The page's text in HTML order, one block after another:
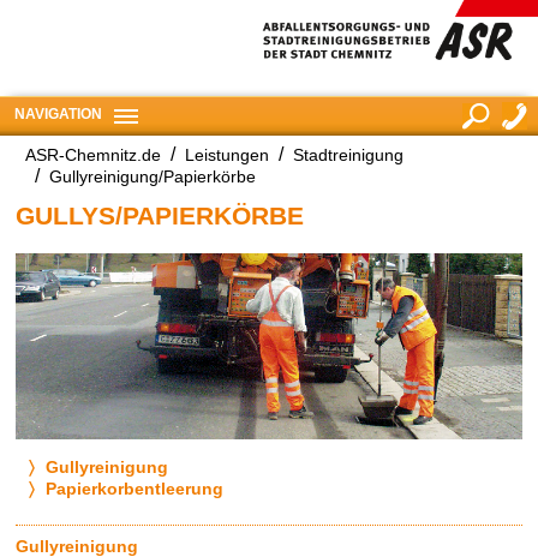
NAVIGATION
ASR-Chemnitz.de Leistungen
Stadtreinigung
Gullyreinigung/Papierkörbe
GULLYS/PAPIERKÖRBE
Gullyreinigung
Papierkorbentleerung
Gullyreinigung